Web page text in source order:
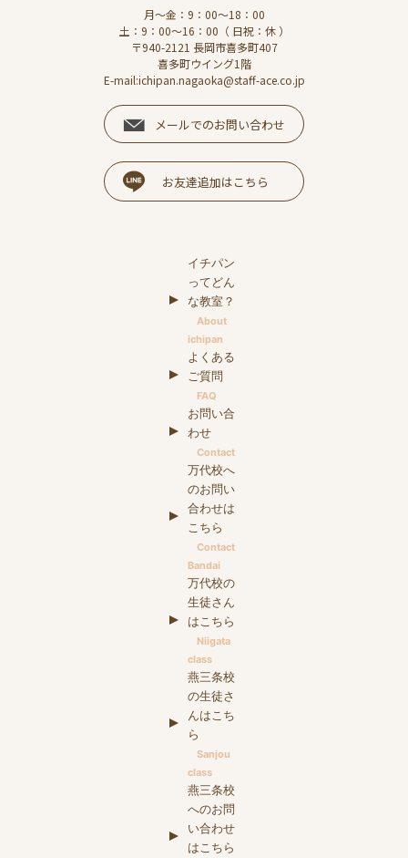
月～金：9：00～18：00
土：9：00～16：00（ 日祝：休 ）
〒940-2121 長岡市喜多町407
喜多町ウイング1階
E-mail:ichipan.nagaoka@staff-ace.co.jp
メールでのお問い合わせ
お友達追加はこちら
イチパン
ってどん
な教室？
About
ichipan
よくある
ご質問
FAQ
お問い合
わせ
Contact
万代校へ
のお問い
合わせは
こちら
Contact
Bandai
万代校の
生徒さん
はこちら
Niigata
class
燕三条校
の生徒さ
んはこち
ら
Sanjou
class
燕三条校
へのお問
い合わせ
はこちら